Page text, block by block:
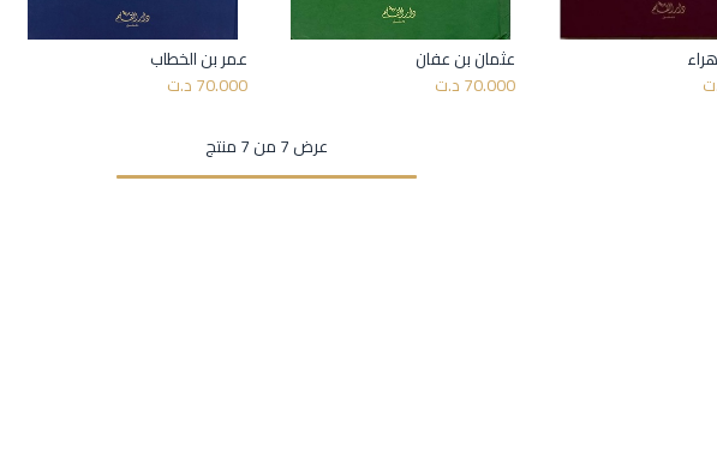
أضف إلى السلة أضف إلى السلةعثمان بن عفان
70.000د.ت
أضف إلى السلةعمر بن الخطاب
70.000د.ت
عرض 7 من 7 منتج